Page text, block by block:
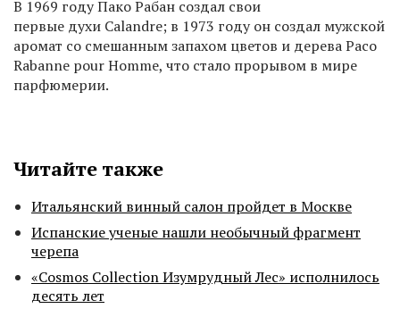
В 1969 году Пако Рабан создал свои
первые духи Calandre; в 1973 году он создал мужской
аромат со смешанным запахом цветов и дерева Paco
Rabanne pour Homme, что стало прорывом в мире
парфюмерии.
Читайте также
Итальянский винный салон пройдет в Москве
Испанские ученые нашли необычный фрагмент
черепа
«Cosmos Collection Изумрудный Лес» исполнилось
десять лет